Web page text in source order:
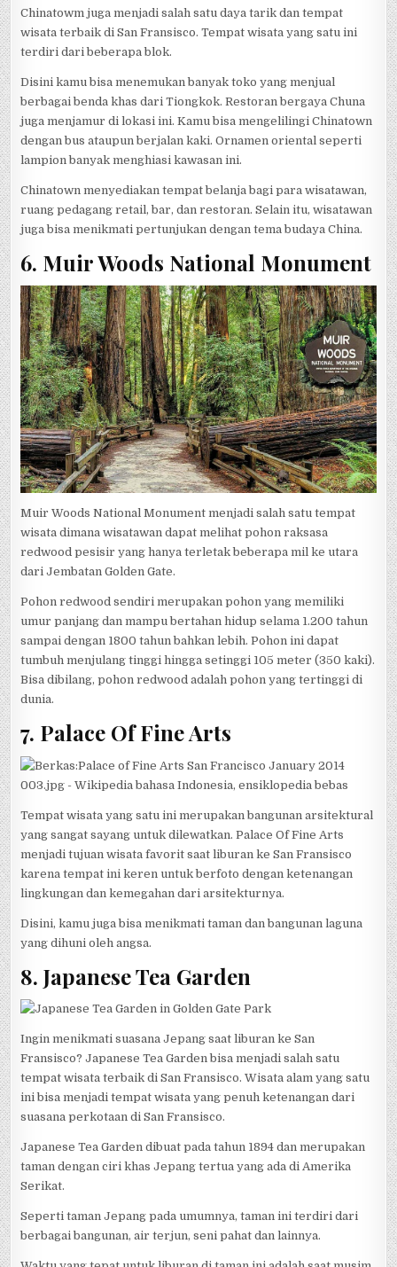
Chinatowm juga menjadi salah satu daya tarik dan tempat
wisata terbaik di San Fransisco. Tempat wisata yang satu ini
terdiri dari beberapa blok.
Disini kamu bisa menemukan banyak toko yang menjual
berbagai benda khas dari Tiongkok. Restoran bergaya Chuna
juga menjamur di lokasi ini. Kamu bisa mengelilingi Chinatown
dengan bus ataupun berjalan kaki. Ornamen oriental seperti
lampion banyak menghiasi kawasan ini.
Chinatown menyediakan tempat belanja bagi para wisatawan,
ruang pedagang retail, bar, dan restoran. Selain itu, wisatawan
juga bisa menikmati pertunjukan dengan tema budaya China.
6. Muir Woods National Monument
Muir Woods National Monument menjadi salah satu tempat
wisata dimana wisatawan dapat melihat pohon raksasa
redwood pesisir yang hanya terletak beberapa mil ke utara
dari Jembatan Golden Gate.
Pohon redwood sendiri merupakan pohon yang memiliki
umur panjang dan mampu bertahan hidup selama 1.200 tahun
sampai dengan 1800 tahun bahkan lebih. Pohon ini dapat
tumbuh menjulang tinggi hingga setinggi 105 meter (350 kaki).
Bisa dibilang, pohon redwood adalah pohon yang tertinggi di
dunia.
7. Palace Of Fine Arts
Tempat wisata yang satu ini merupakan bangunan arsitektural
yang sangat sayang untuk dilewatkan. Palace Of Fine Arts
menjadi tujuan wisata favorit saat liburan ke San Fransisco
karena tempat ini keren untuk berfoto dengan ketenangan
lingkungan dan kemegahan dari arsitekturnya.
Disini, kamu juga bisa menikmati taman dan bangunan laguna
yang dihuni oleh angsa.
8. Japanese Tea Garden
Ingin menikmati suasana Jepang saat liburan ke San
Fransisco? Japanese Tea Garden bisa menjadi salah satu
tempat wisata terbaik di San Fransisco. Wisata alam yang satu
ini bisa menjadi tempat wisata yang penuh ketenangan dari
suasana perkotaan di San Fransisco.
Japanese Tea Garden dibuat pada tahun 1894 dan merupakan
taman dengan ciri khas Jepang tertua yang ada di Amerika
Serikat.
Seperti taman Jepang pada umumnya, taman ini terdiri dari
berbagai bangunan, air terjun, seni pahat dan lainnya.